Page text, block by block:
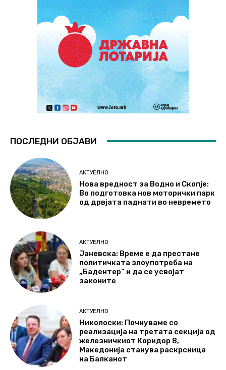
ПОСЛЕДНИ ОБЈАВИ
АКТУЕЛНО
Нова вредност за Водно и Скопје:
Во подготовка нов моторички парк
од дрвјата паднати во невремето
АКТУЕЛНО
Јаневска: Време е да престане
политичката злоупотреба на
„Бадентер“ и да се усвојат
законите
АКТУЕЛНО
Николоски: Почнуваме со
реализација на третата секција од
железничкиот Коридор 8,
Македонија станува раскрсница
на Балканот